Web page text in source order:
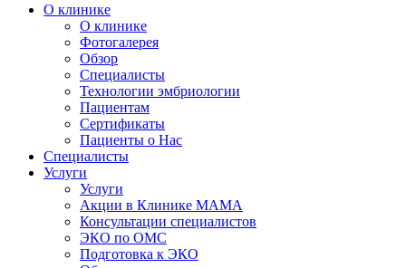
О клинике
О клинике
Фотогалерея
Обзор
Специалисты
Технологии эмбриологии
Пациентам
Сертификаты
Пациенты о Нас
Специалисты
Услуги
Услуги
Акции в Клинике МАМА
Консультации специалистов
ЭКО по ОМС
Подготовка к ЭКО